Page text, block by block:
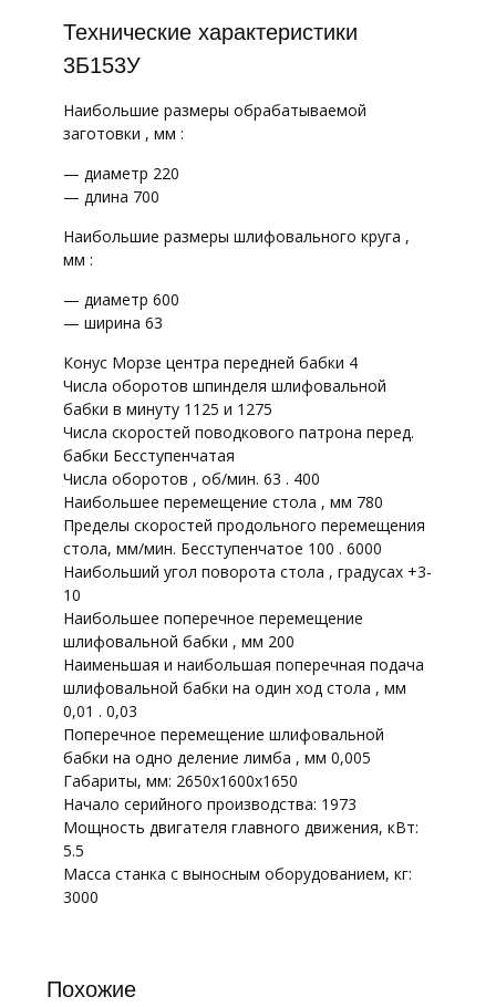
Технические характеристики
3Б153У
Наибольшие размеры обрабатываемой
заготовки , мм :
— диаметр 220
— длина 700
Наибольшие размеры шлифовального круга ,
мм :
— диаметр 600
— ширина 63
Конус Морзе центра передней бабки 4
Числа оборотов шпинделя шлифовальной
бабки в минуту 1125 и 1275
Числа скоростей поводкового патрона перед.
бабки Бесступенчатая
Числа оборотов , об/мин. 63 . 400
Наибольшее перемещение стола , мм 780
Пределы скоростей продольного перемещения
стола, мм/мин. Бесступенчатое 100 . 6000
Наибольший угол поворота стола , градусах +3-
10
Наибольшее поперечное перемещение
шлифовальной бабки , мм 200
Наименьшая и наибольшая поперечная подача
шлифовальной бабки на один ход стола , мм
0,01 . 0,03
Поперечное перемещение шлифовальной
бабки на одно деление лимба , мм 0,005
Габариты, мм: 2650x1600x1650
Начало серийного производства: 1973
Мощность двигателя главного движения, кВт:
5.5
Масса станка с выносным оборудованием, кг:
3000
Похожие